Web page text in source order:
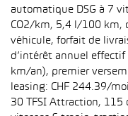
automatique DSG à 7
CO2/km, 5,4 l/100 km,
véhicule, forfait de
d’intérêt annuel
km/an), premier
leasing: CHF 244.39/
30 TFSI Attraction,